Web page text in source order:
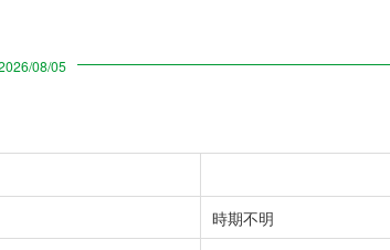
08/05
時期不明